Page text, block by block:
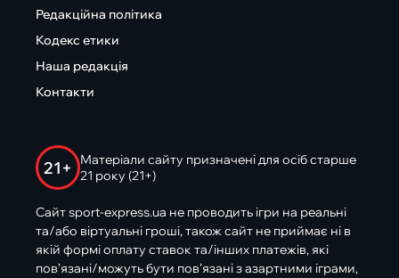
Редакційна політика
Кодекс етики
Наша редакція
Контакти
21+
Матеріали сайту призначені для осіб старше
21 року (21+)
Сайт sport-express.ua не проводить ігри на реальні
та/або віртуальні гроші, також сайт не приймає ні в
якій формі оплату ставок та/інших платежів, які
пов’язані/можуть бути пов’язані з азартними іграми,